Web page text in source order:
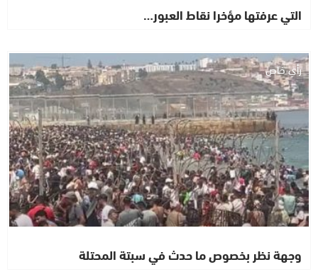
التي عرفتها مؤخرا نقاط العبور…
رأي خاص
وجهة نظر بخصوص ما حدث في سبتة المحتلة